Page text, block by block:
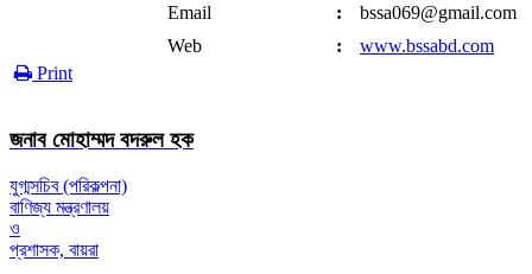
Email
:
bssa069@gmail.com
Web
:
www.bssabd.com
Print
জনাব মোহাম্মদ বদরুল হক
যুগ্মসচিব (পরিকল্পনা)
বাণিজ্য মন্ত্রণালয়
ও
প্রশাসক, বায়রা